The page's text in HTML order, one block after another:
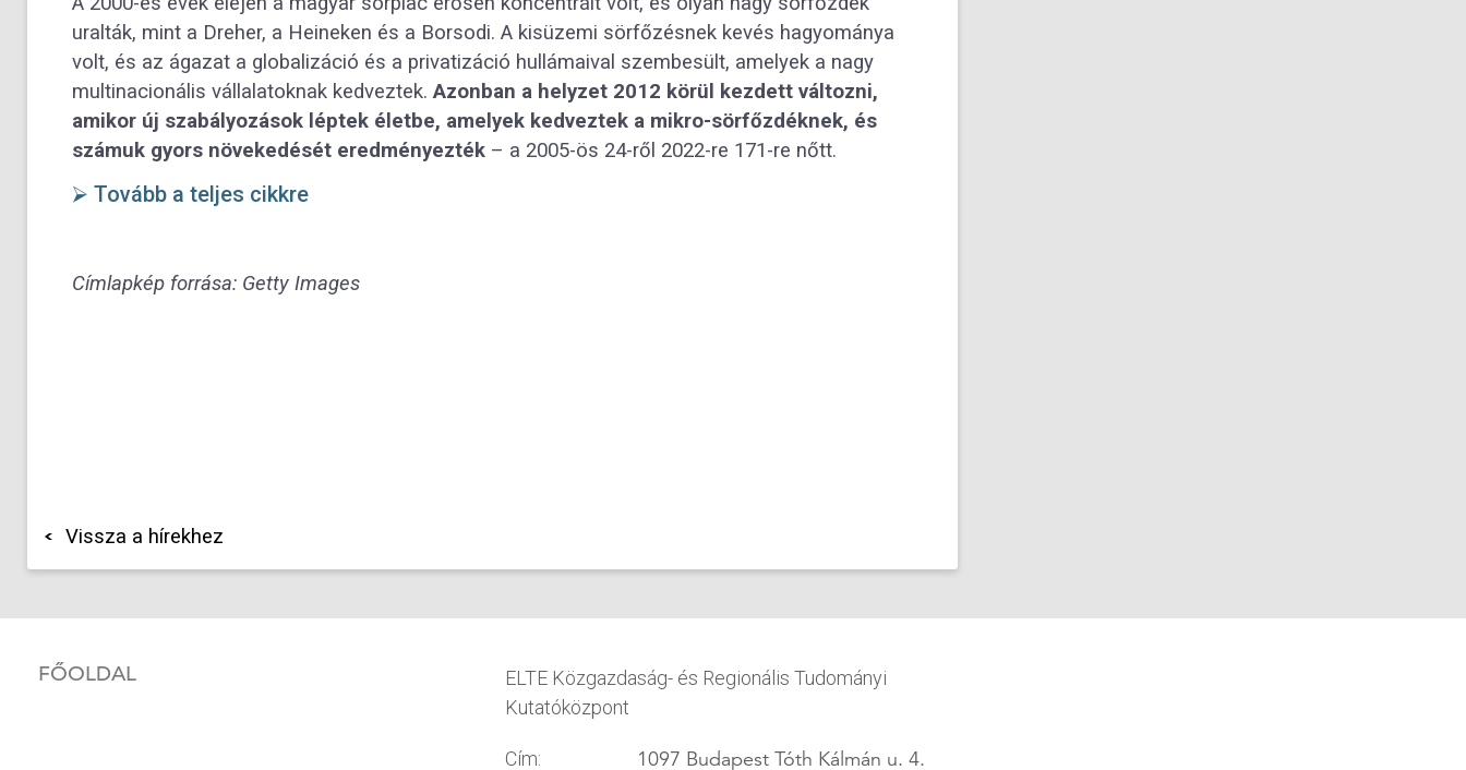
uralták, mint a Dreher, a Heineken és a Borsodi. A kisüzemi sörfőzésnek kevés hagyománya
volt, és az ágazat a globalizáció és a privatizáció hullámaival szembesült, amelyek a nagy
multinacionális vállalatoknak kedveztek. Azonban a helyzet 2012 körül kezdett változni,
amikor új szabályozások léptek életbe, amelyek kedveztek a mikro-sörfőzdéknek, és
számuk gyors növekedését eredményezték – a 2005-ös 24-ről 2022-re 171-re nőtt.
⮚ Tovább a teljes cikkre
Címlapkép forrása: Getty Images
Vissza a hírekhez
FŐOLDAL
ELTE Közgazdaság- és Regionális Tudományi
Kutatóközpont
Cím: 1097 Budapest Tóth Kálmán u. 4.